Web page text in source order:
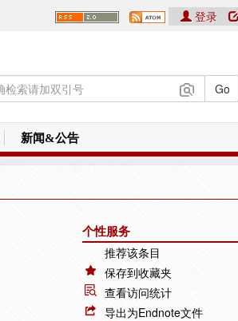
登录
新闻&公告
个性服务
推荐该条目
保存到收藏夹
查看访问统计
导出为Endnote文件